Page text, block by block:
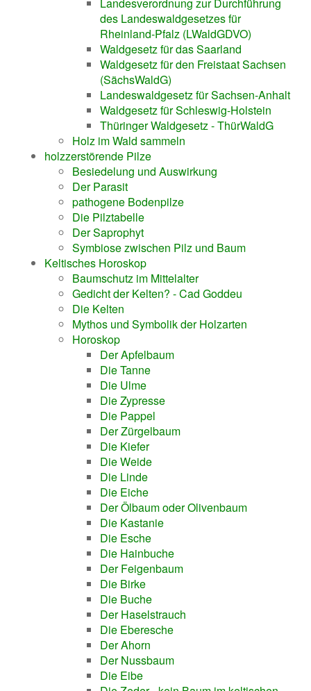
des Landeswaldgesetzes für
Rheinland-Pfalz (LWaldGDVO)
Waldgesetz für das Saarland
Waldgesetz für den Freistaat Sachsen
(SächsWaldG)
Landeswaldgesetz für Sachsen-Anhalt
Waldgesetz für Schleswig-Holstein
Thüringer Waldgesetz - ThürWaldG
Holz im Wald sammeln
holzzerstörende Pilze
Besiedelung und Auswirkung
Der Parasit
pathogene Bodenpilze
Die Pilztabelle
Der Saprophyt
Symbiose zwischen Pilz und Baum
Keltisches Horoskop
Baumschutz im Mittelalter
Gedicht der Kelten? - Cad Goddeu
Die Kelten
Mythos und Symbolik der Holzarten
Horoskop
Der Apfelbaum
Die Tanne
Die Ulme
Die Zypresse
Die Pappel
Der Zürgelbaum
Die Kiefer
Die Weide
Die Linde
Die Eiche
Der Ölbaum oder Olivenbaum
Die Kastanie
Die Esche
Die Hainbuche
Der Feigenbaum
Die Birke
Die Buche
Der Haselstrauch
Die Eberesche
Der Ahorn
Der Nussbaum
Die Eibe